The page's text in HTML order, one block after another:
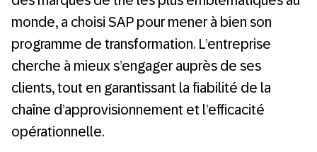
monde, a choisi SAP pour mener à bien son
programme de transformation. L’entreprise
cherche à mieux s’engager auprès de ses
clients, tout en garantissant la fiabilité de la
chaîne d’approvisionnement et l’efficacité
opérationnelle.